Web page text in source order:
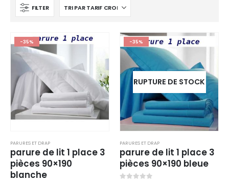
FILTER
-35%
PARURES ET DRAP
parure de lit 1 place 3
pièces 90×190
blanche
-35%
RUPTURE DE STOCK
PARURES ET DRAP
parure de lit 1 place 3
pièces 90×190 bleue